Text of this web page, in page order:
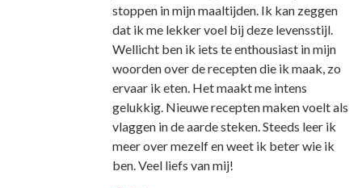
stoppen in mijn maaltijden. Ik kan zeggen
dat ik me lekker voel bij deze levensstijl.
Wellicht ben ik iets te enthousiast in mijn
woorden over de recepten die ik maak, zo
ervaar ik eten. Het maakt me intens
gelukkig. Nieuwe recepten maken voelt als
vlaggen in de aarde steken. Steeds leer ik
meer over mezelf en weet ik beter wie ik
ben. Veel liefs van mij!